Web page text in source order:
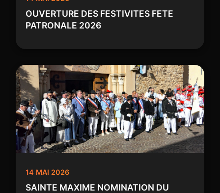
OUVERTURE DES FESTIVITES FETE
PATRONALE 2026
14 MAI 2026
SAINTE MAXIME NOMINATION DU